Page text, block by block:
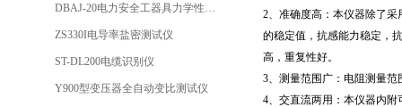
2、准确度高：本仪器除了
的稳定值，抗感能力稳定，
高，重复性好。
3、测量范围广：电阻测量
4、交直流两用：本仪器内
DBAJ-20电力安全工器具力学性能试验机
ZS330I电导率盐密测试仪
ST-DL200电缆识别仪
Y900型变压器全自动变比测试仪